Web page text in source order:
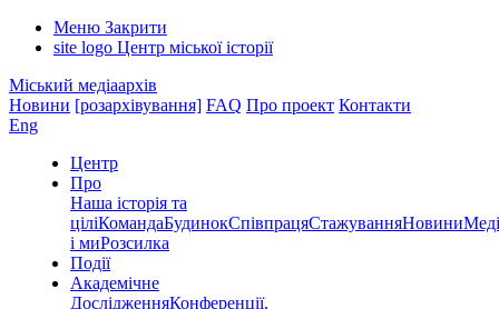
Меню Закрити
site logo Центр міської історії
Міський медіаархів
Новини [розархівування] FAQ Про проект Контакти
Eng
Центр
Про
Наша історія та
ціліКомандаБудинокСпівпрацяСтажуванняНовини
і миРозсилка
Події
Академічне
ДослідженняКонференції,